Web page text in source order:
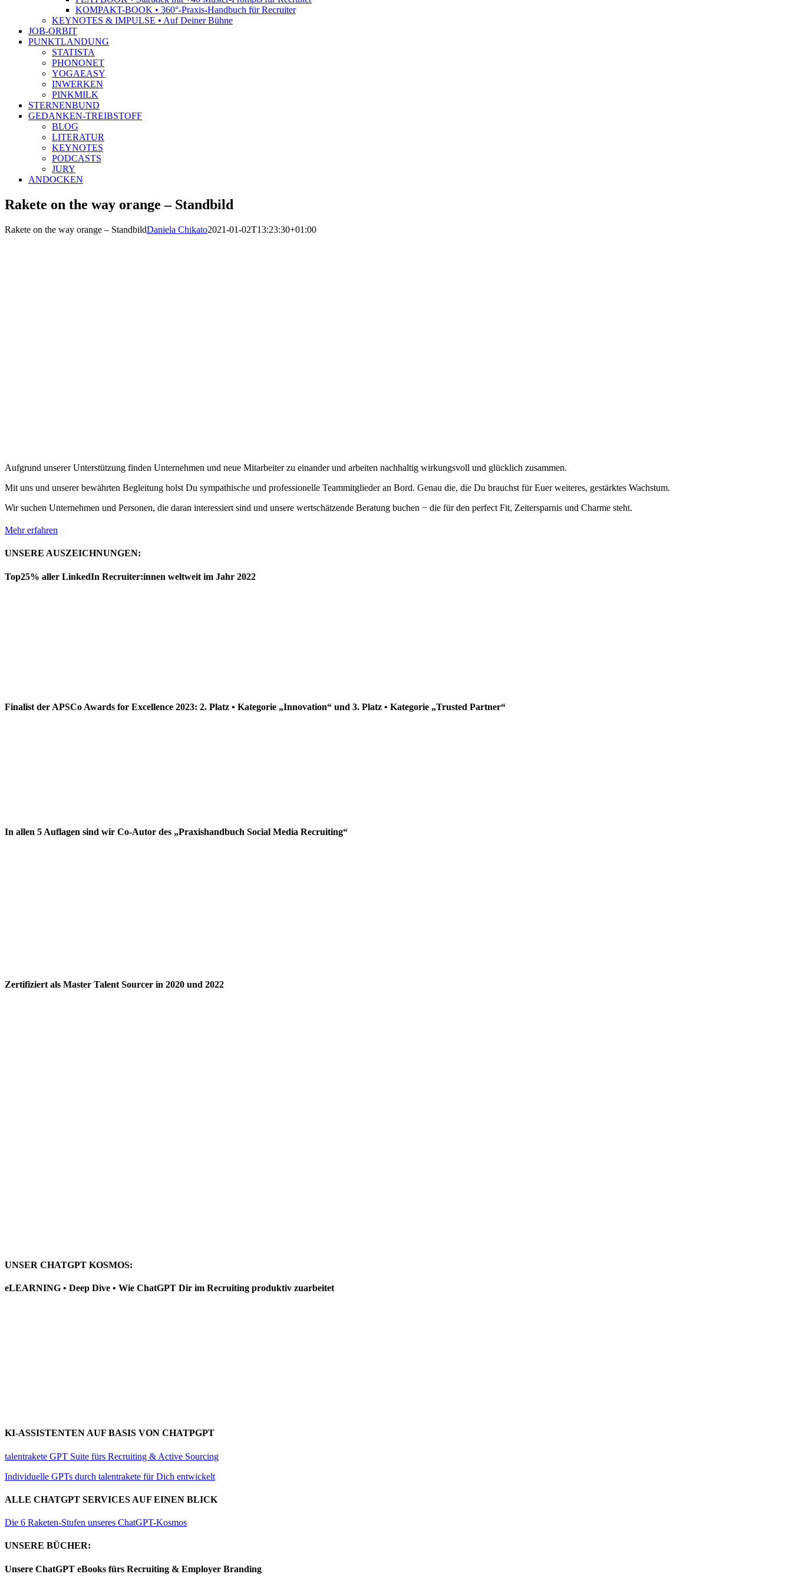
KOMPAKT-BOOK • 360°-Praxis-Handbuch für Recruiter
KEYNOTES & IMPULSE • Auf Deiner Bühne
JOB-ORBIT
PUNKTLANDUNG
STATISTA
PHONONET
YOGAEASY
INWERKEN
PINKMILK
STERNENBUND
GEDANKEN-TREIBSTOFF
BLOG
LITERATUR
KEYNOTES
PODCASTS
JURY
ANDOCKEN
Rakete on the way orange – Standbild
Rakete on the way orange – StandbildDaniela Chikato2021-01-02T13:23:30+01:00
Aufgrund unserer Unterstützung finden Unternehmen und neue Mitarbeiter zu einander und arbeiten nachhaltig wirkungsvoll und glücklich zusammen.
Mit uns und unserer bewährten Begleitung holst Du sympathische und professionelle Teammitglieder an Bord. Genau die, die Du brauchst für Euer weiteres, gestärktes Wachstum.
Wir suchen Unternehmen und Personen, die daran interessiert sind und unsere wertschätzende Beratung buchen − die für den perfect Fit, Zeitersparnis und Charme steht.
Mehr erfahren
UNSERE AUSZEICHNUNGEN:
Top25% aller LinkedIn Recruiter:innen weltweit im Jahr 2022
Finalist der APSCo Awards for Excellence 2023: 2. Platz • Kategorie „Innovation“ und 3. Platz • Kategorie „Trusted Partner“
In allen 5 Auflagen sind wir Co-Autor des „Praxishandbuch Social Media Recruiting“
Zertifiziert als Master Talent Sourcer in 2020 und 2022
UNSER CHATGPT KOSMOS:
eLEARNING • Deep Dive • Wie ChatGPT Dir im Recruiting produktiv zuarbeitet
KI-ASSISTENTEN AUF BASIS VON CHATPGPT
talentrakete GPT Suite fürs Recruiting & Active Sourcing
Individuelle GPTs durch talentrakete für Dich entwickelt
ALLE CHATGPT SERVICES AUF EINEN BLICK
Die 6 Raketen-Stufen unseres ChatGPT-Kosmos
UNSERE BÜCHER:
Unsere ChatGPT eBooks fürs Recruiting & Employer Branding